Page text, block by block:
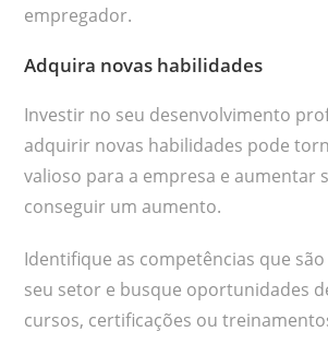
empregador.
Adquira novas habilidades
Investir no seu desenvolvimento
adquirir novas habilidades pode
valioso para a empresa e aumentar
conseguir um aumento.
Identifique as competências que
seu setor e busque oportunidades
cursos, certificações ou